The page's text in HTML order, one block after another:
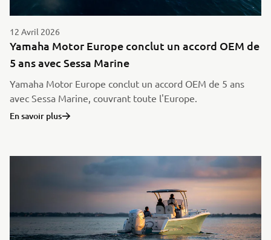
12 Avril 2026
Yamaha Motor Europe conclut un accord OEM de
5 ans avec Sessa Marine
Yamaha Motor Europe conclut un accord OEM de 5 ans
avec Sessa Marine, couvrant toute l'Europe.
En savoir plus